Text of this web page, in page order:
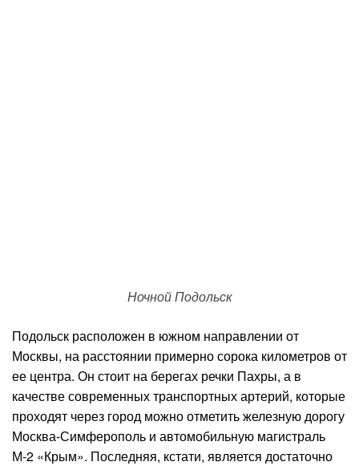
Ночной Подольск
Подольск расположен в южном направлении от
Москвы, на расстоянии примерно сорока километров от
ее центра. Он стоит на берегах речки Пахры, а в
качестве современных транспортных артерий, которые
проходят через город можно отметить железную дорогу
Москва-Симферополь и автомобильную магистраль
М-2 «Крым». Последняя, кстати, является достаточно